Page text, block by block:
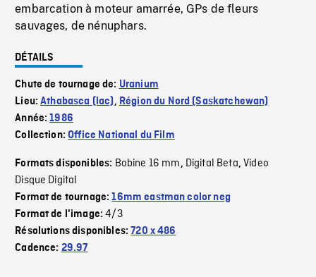
embarcation à moteur amarrée, GPs de fleurs
sauvages, de nénuphars.
DÉTAILS
Chute de tournage de: Uranium
Lieu:Athabasca (lac), Région du Nord (Saskatchewan)
Année:1986
Collection:Office National du Film
Formats disponibles: Bobine 16 mm, Digital Beta,Video
Disque Digital
Format de tournage:16mm eastman color neg
Format de l'image:4/3
Résolutions disponibles:720 x 486
Cadence: 29.97